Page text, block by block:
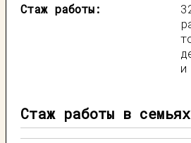
Стаж работы:
и
Стаж работы в